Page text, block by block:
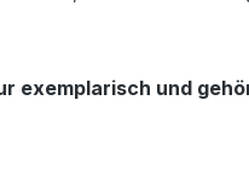
exemplarisch und